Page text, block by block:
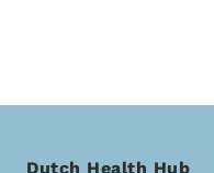
Dutch Health Hub